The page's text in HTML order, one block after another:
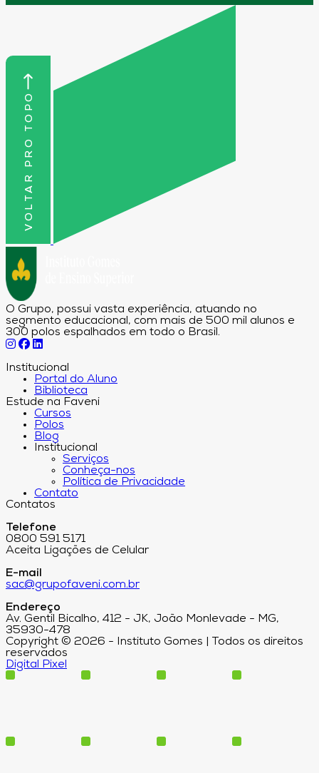
VOLTAR PRO TOPO
O Grupo, possui vasta experiência, atuando no
segmento educacional, com mais de 500 mil alunos e
300 polos espalhados em todo o Brasil.
Institucional
Portal do Aluno
Biblioteca
Estude na Faveni
Cursos
Polos
Blog
Institucional
Serviços
Conheça-nos
Política de Privacidade
Contato
Contatos
Telefone
0800 591 5171
Aceita Ligações de Celular
E-mail
sac@grupofaveni.com.br
Endereço
Av. Gentil Bicalho, 412 - JK, João Monlevade - MG,
35930-478
Copyright © 2026 - Instituto Gomes | Todos os direitos
reservados
Digital Pixel